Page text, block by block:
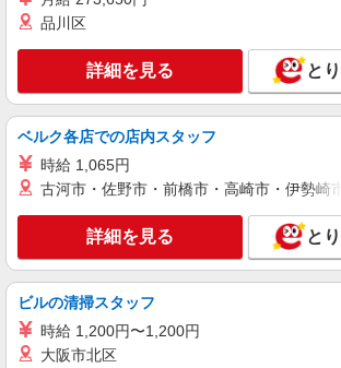
+゜・。○。・゜+゜・。○。・
有）★ ゜・。○。・゜+゜・
静岡県静岡市葵区の携帯
キープ 詳
株式会社シエロ
時給1500円〜 ※残業代支
+゜ 入社祝い金10万円支給(規定有) お友達
頂くと, インセンティブ支給(規定有)
い・週払い可能（規程有）★
+゜・。○。・゜+゜
静岡県静岡市葵区の携帯
キープ 詳
派遣社員
株式会社シエロ
品川区
詳細を見る と
ベルク各店での店内スタッフ
時給 1,065円
古河市・佐野市・前橋市・高崎市・伊勢崎
詳細を見る と
ビルの清掃スタッフ
時給 1,200円〜1,200円
大阪市北区